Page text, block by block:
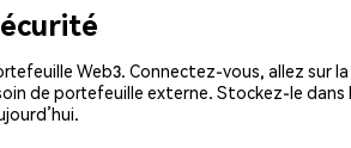
Web3. Connectez-vous, allez sur la
de portefeuille externe. Stockez-le